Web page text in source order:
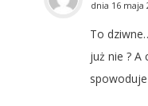
dnia 16 maja
To
już nie ? A